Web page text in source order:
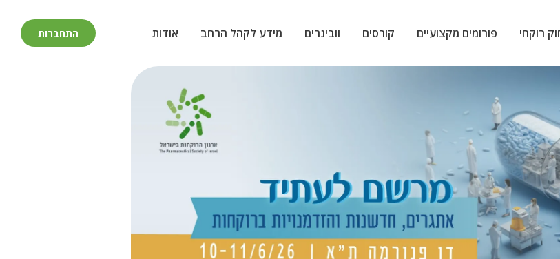
רוקחי פורומים מקצועיים קורסים וובינרים מידע לקהל הרחב אודות התחברות